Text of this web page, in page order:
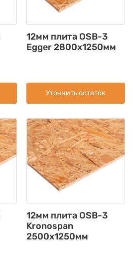
12мм плита OSB-3
Egger 2800х1250мм
Уточнить остаток
12мм плита OSB-3
Kronospan
2500x1250мм